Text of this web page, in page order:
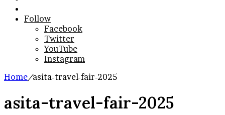
In
Follow
Facebook
Twitter
YouTube
Instagram
Home/asita-travel-fair-2025
asita-travel-fair-2025